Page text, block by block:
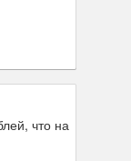
что на